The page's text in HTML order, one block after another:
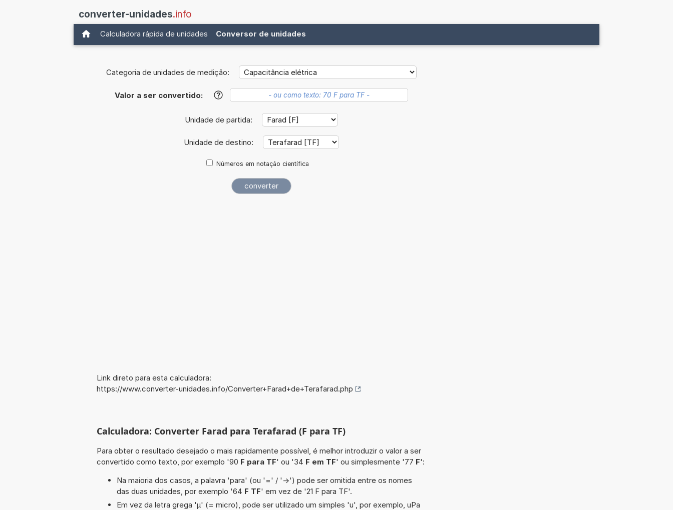
converter-unidades.info
Calculadora rápida de unidades Conversor de unidades
Categoria de unidades de medição:
Valor a ser convertido: ?
Unidade de partida:
Unidade de destino:
Números em notação científica
Link direto para esta calculadora:
https://www.converter-unidades.info/Converter+Farad+de+Terafarad.php
Calculadora: Converter Farad para Terafarad (F para TF)
Para obter o resultado desejado o mais rapidamente possível, é melhor introduzir o valor a ser
convertido como texto, por exemplo '90 F para TF' ou '34 F em TF' ou simplesmente '77 F':
Na maioria dos casos, a palavra 'para' (ou '=' / '->') pode ser omitida entre os nomes
das duas unidades, por exemplo '64 F TF' em vez de '21 F para TF'.
Em vez da letra grega 'µ' (= micro), pode ser utilizado um simples 'u', por exemplo, uPa